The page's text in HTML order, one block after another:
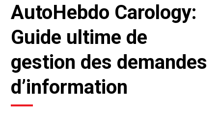
AutoHebdo Carology:
Guide ultime de
gestion des demandes
d’information